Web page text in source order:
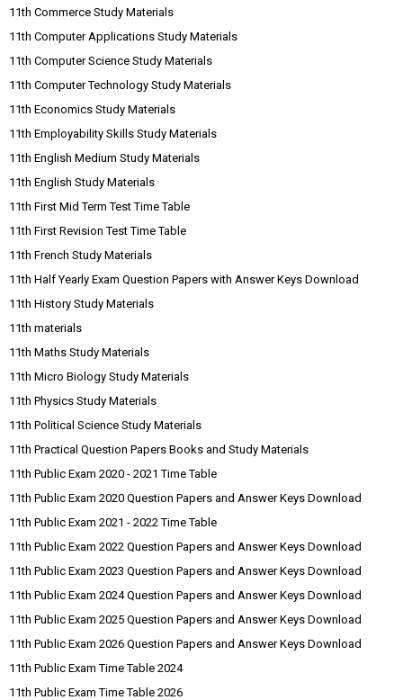
11th Commerce Study Materials
11th Computer Applications Study Materials
11th Computer Science Study Materials
11th Computer Technology Study Materials
11th Economics Study Materials
11th Employability Skills Study Materials
11th English Medium Study Materials
11th English Study Materials
11th First Mid Term Test Time Table
11th First Revision Test Time Table
11th French Study Materials
11th Half Yearly Exam Question Papers with Answer Keys Download
11th History Study Materials
11th materials
11th Maths Study Materials
11th Micro Biology Study Materials
11th Physics Study Materials
11th Political Science Study Materials
11th Practical Question Papers Books and Study Materials
11th Public Exam 2020 - 2021 Time Table
11th Public Exam 2020 Question Papers and Answer Keys Download
11th Public Exam 2021 - 2022 Time Table
11th Public Exam 2022 Question Papers and Answer Keys Download
11th Public Exam 2023 Question Papers and Answer Keys Download
11th Public Exam 2024 Question Papers and Answer Keys Download
11th Public Exam 2025 Question Papers and Answer Keys Download
11th Public Exam 2026 Question Papers and Answer Keys Download
11th Public Exam Time Table 2024
11th Public Exam Time Table 2026